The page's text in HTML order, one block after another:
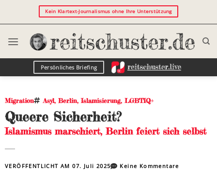
Kein Klartext-Journalismus ohne Ihre Unterstützung
Persönliches Briefing
Migration Asyl, Berlin,Islamisierung, LGBTIQ+
Queere Sicherheit?
Islamismus marschiert, Berlin feiert sich selbst
VERÖFFENTLICHT AM07. Juli 2025 Keine Kommentare